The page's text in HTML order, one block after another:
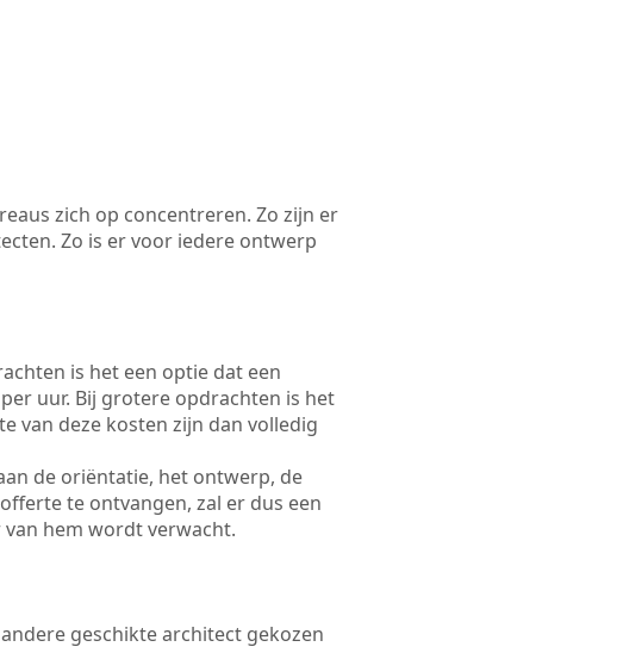
zich op concentreren. Zo zijn er
Zo is er voor iedere ontwerp
is het een optie dat een
uur. Bij grotere opdrachten is het
van deze kosten zijn dan volledig
de oriëntatie, het ontwerp, de
te ontvangen, zal er dus een
hem wordt verwacht.
geschikte architect gekozen